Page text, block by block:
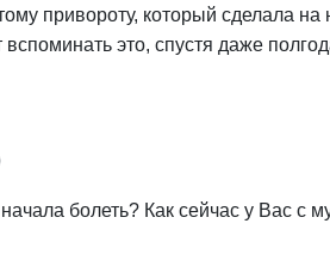
привороту, который сделала
это, спустя даже
болеть? Как сейчас у Вас с